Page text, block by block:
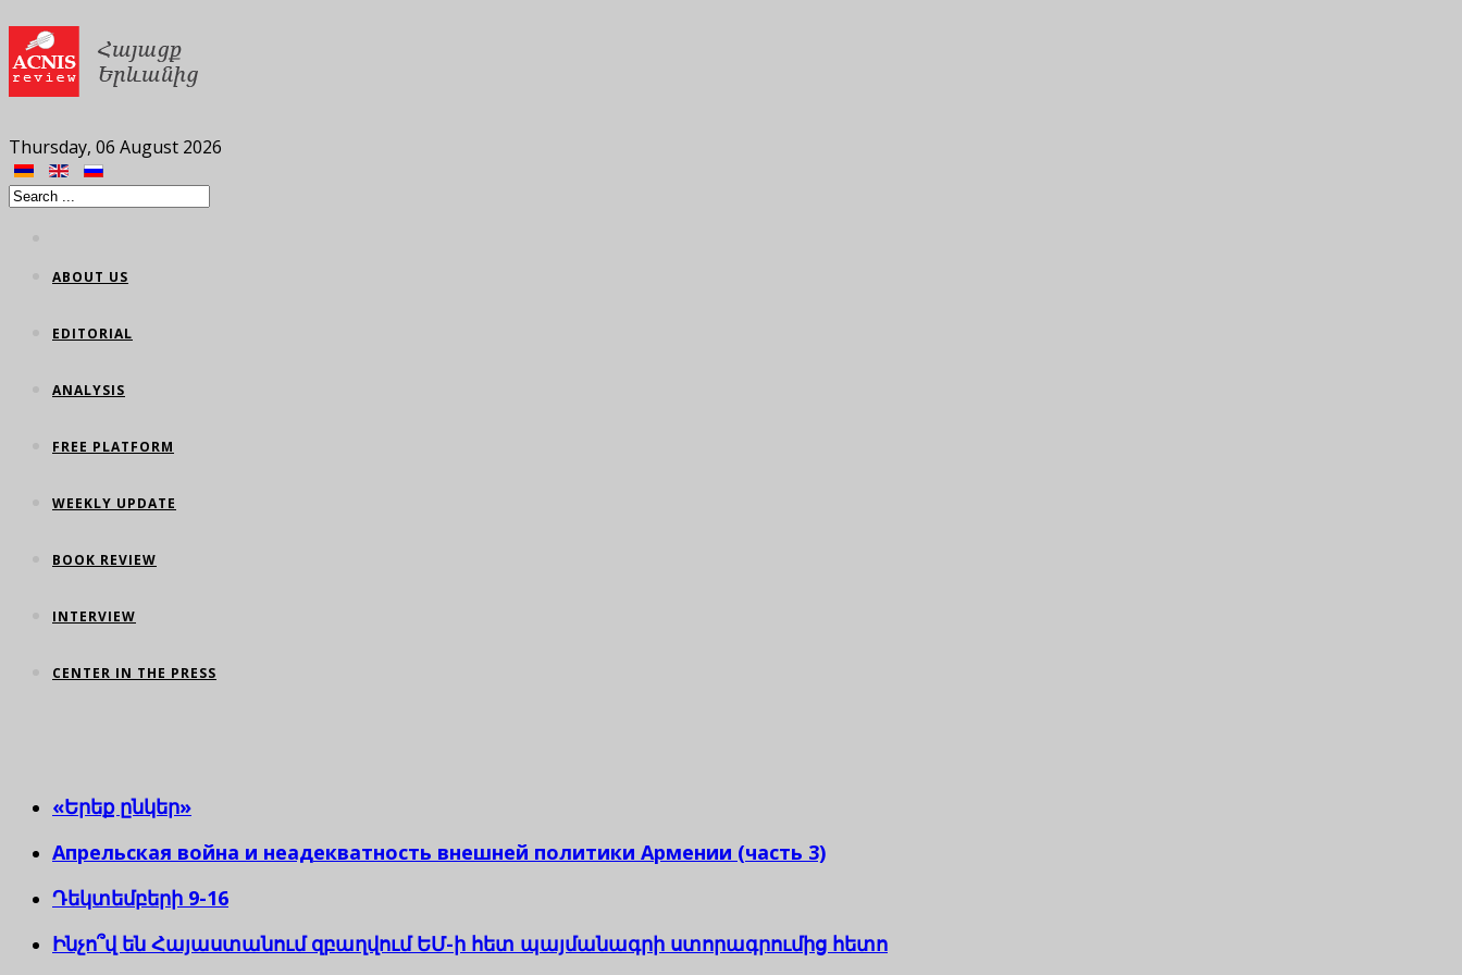
Thursday, 06 August 2026
ABOUT US
EDITORIAL
ANALYSIS
FREE PLATFORM
WEEKLY UPDATE
BOOK REVIEW
INTERVIEW
CENTER IN THE PRESS
«Երեք ընկեր»
Апрельская война и неадекватность внешней политики Армении (часть 3)
Դեկտեմբերի 9-16
Ինչո՞վ են Հայաստանում զբաղվում ԵՄ-ի հետ պայմանագրի ստորագրումից հետո